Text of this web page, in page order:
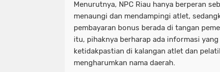
Menurutnya, NPC Riau hanya berperan
menaungi dan mendampingi atlet,
pembayaran bonus berada di tangan
itu, pihaknya berharap ada informasi
ketidakpastian di kalangan atlet dan
mengharumkan nama daerah.